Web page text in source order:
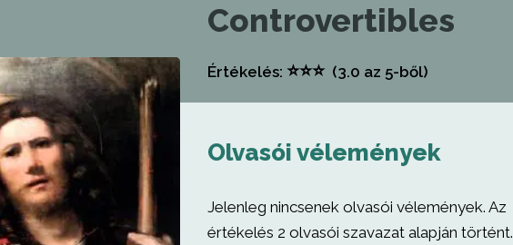
Controvertibles
Értékelés: ⭐⭐⭐(3.0 az 5-ből)
Olvasói vélemények
Jelenleg nincsenek olvasói vélemények. Az
értékelés 2 olvasói szavazat alapján történt.